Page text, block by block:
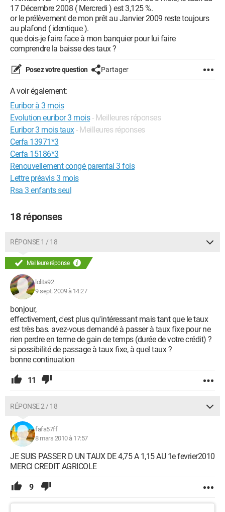
17 Décembre 2008 ( Mercredi ) est 3,125 %.
or le prélèvement de mon prêt au Janvier 2009 reste toujours
au plafond ( identique ).
que dois-je faire face à mon banquier pour lui faire
comprendre la baisse des taux ?
Posez votre question Partager
A voir également:
Euribor à 3 mois
Evolution euribor 3 mois - Meilleures réponses
Euribor 3 mois taux- Meilleures réponses
Cerfa 13971*3
Cerfa 15186*3
Renouvellement congé parental 3 fois
Lettre préavis 3 mois
Rsa 3 enfants seul
18 réponses
RÉPONSE 1 / 18
Meilleure réponse
lolita92
9 sept. 2009 à 14:27
bonjour,
effectivement, c'est plus qu'intéressant mais tant que le taux
est très bas. avez-vous demandé à passer à taux fixe pour ne
rien perdre en terme de gain de temps (durée de votre crédit) ?
si possibilité de passage à taux fixe, à quel taux ?
bonne continuation
11
RÉPONSE 2 / 18
fafa57ff
8 mars 2010 à 17:57
JE SUIS PASSER D UN TAUX DE 4,75 A 1,15 AU 1e fevrier2010
MERCI CREDIT AGRICOLE
9